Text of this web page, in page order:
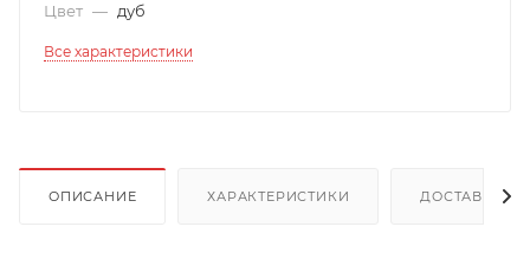
Цвет — дуб
Все характеристики
ОПИСАНИЕ ХАРАКТЕРИСТИКИ ДОСТАВКА